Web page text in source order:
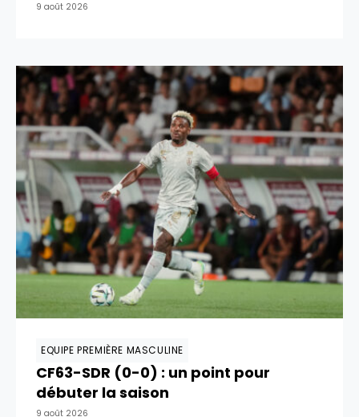
9 août 2026
EQUIPE PREMIÈRE MASCULINE
CF63-SDR (0-0) : un point pour
débuter la saison
9 août 2026